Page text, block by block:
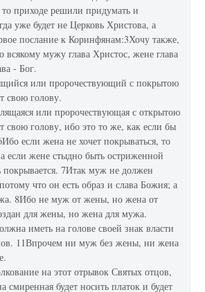
приходе решили придумать и
уже будет не Церковь Христова, а
послание к Коринфянам:3Хочу также,
всякому мужу глава Христос, жене глава
- Бог.
или пророчествующий с покрытою
свою голову.
или пророчествующая с открытою
свою голову, ибо это то же, как если бы
если жена не хочет покрываться, то
если жене стыдно быть остриженной
покрывается. 7Итак муж не должен
что он есть образ и слава Божия; а
8Ибо не муж от жены, но жена от
для жены, но жена для мужа.
иметь на голове своей знак власти
11Впрочем ни муж без жены, ни жена
на этот отрывок Святых отцов,
смиренная будет носить платок и будет